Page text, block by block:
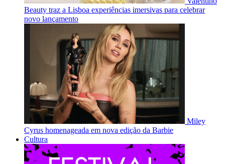
Beauty traz a Lisboa experiências imersivas para celebrar
novo lançamento
Miley
Cyrus homenageada em nova edição da Barbie
Cultura